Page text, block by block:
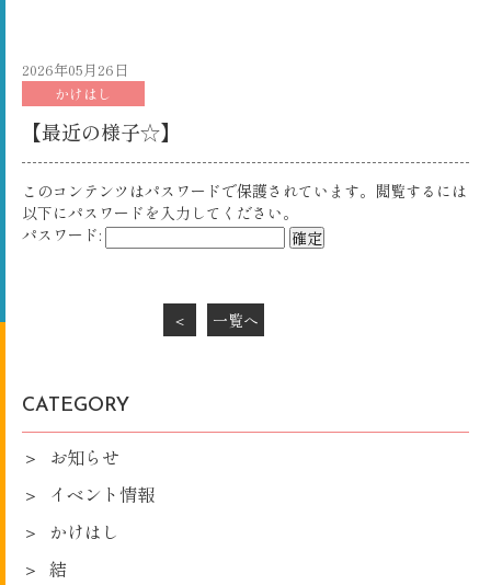
2026年05月26日
かけはし
【最近の様子☆】
このコンテンツはパスワードで保護されています。閲覧するには
以下にパスワードを入力してください。
パスワード:
＜ 一覧へ
CATEGORY
お知らせ
イベント情報
かけはし
結